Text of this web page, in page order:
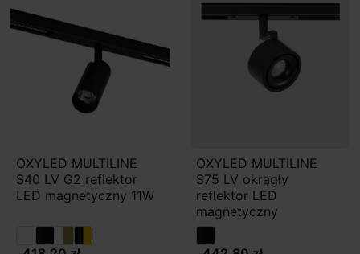
OXYLED MULTILINE
S40 LV G2 reflektor
LED magnetyczny 11W
OXYLED MULTILINE
S75 LV okrągły
reflektor LED
magnetyczny